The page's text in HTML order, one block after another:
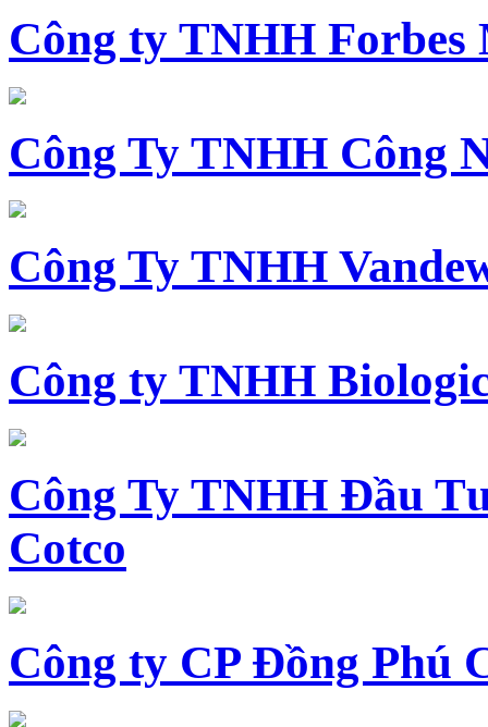
Công ty TNHH
Công Ty TNHH Công
Công Ty TNHH
Công ty TNHH
Công Ty TNHH Đầu
Cotco
Công ty CP Đồng Phú